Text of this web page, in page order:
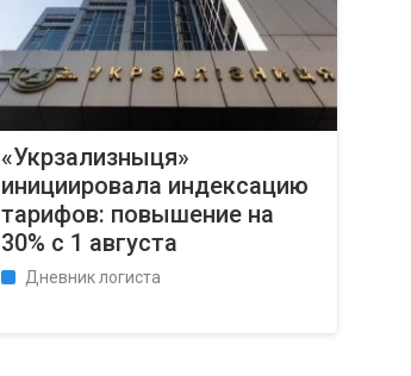
«Укрзализныця»
инициировала индексацию
тарифов: повышение на
30% с 1 августа
Дневник логиста